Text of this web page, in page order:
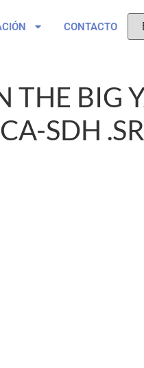
CONTACTO
THE BIG
SDH